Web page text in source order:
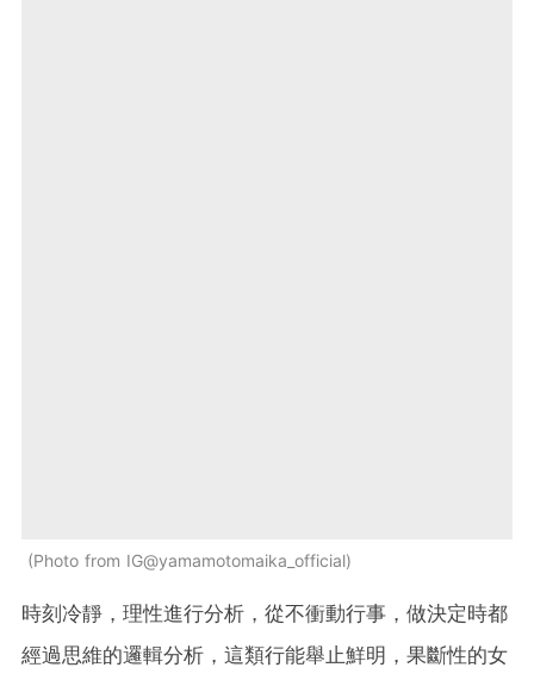
Photo from IG@yamamotomaika_official
時刻冷靜，理性進行分析，從不衝動行事，做決定時都
經過思維的邏輯分析，這類行能舉止鮮明，果斷性的女